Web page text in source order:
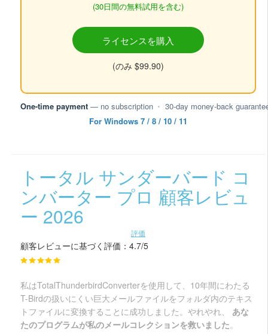
(30日間の無料試用を含む)
ライセンスを購入
(のみ $99.90)
One-time payment — no subscription • 30-day money-back
For Windows 7 / 8 / 10 / 11
トータル サンダーバード コ
ンバーター プロ 顧客レビュ
ー 2026
評価
顧客レビューに基づく評価：4.7/5
私はTotalThunderbirdConverterを使用して、10年間にわたる
T-Birdの扱いにくい巨大メールファイルをフォルダ内のテキス
トファイルに変換することに成功しました。やれやれ、 あな
たのプログラムが私のメールコレクションを救いました。